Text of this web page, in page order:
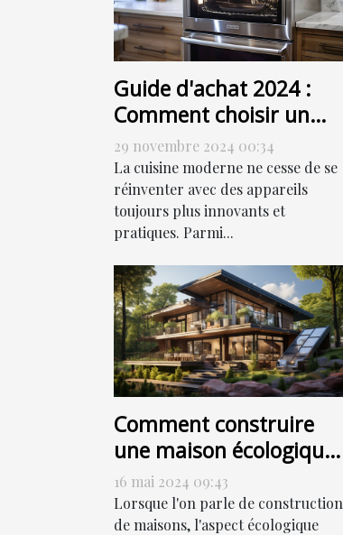
Guide d'achat 2024 :
Comment choisir un
four combiné à vapeur
29 novembre 2024 00:34
La cuisine moderne ne cesse de se
réinventer avec des appareils
toujours plus innovants et
pratiques. Parmi...
Comment construire
une maison écologique
sans sacrifier le style
16 mai 2024 09:43
Lorsque l'on parle de construction
de maisons, l'aspect écologique